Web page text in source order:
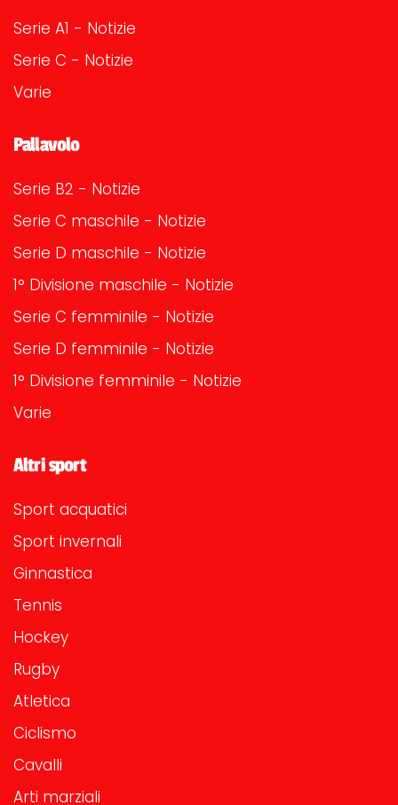
Serie A1 - Notizie
Serie C - Notizie
Varie
Pallavolo
Serie B2 - Notizie
Serie C maschile - Notizie
Serie D maschile - Notizie
1° Divisione maschile - Notizie
Serie C femminile - Notizie
Serie D femminile - Notizie
1° Divisione femminile - Notizie
Varie
Altri sport
Sport acquatici
Sport invernali
Ginnastica
Tennis
Hockey
Rugby
Atletica
Ciclismo
Cavalli
Arti marziali